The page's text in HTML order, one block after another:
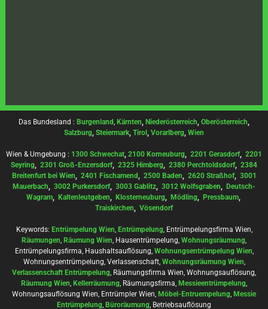
Das Bundesland : Burgenland, Kärnten, Niederösterreich, Oberösterreich,
Salzburg, Steiermark, Tirol , Vorarlberg, Wien
Wien & Umgebung : 1300 Schwechat, 2100 Korneuburg, 2201 Gerasdorf, 2201
Seyring, 2301 Groß-Enzersdorf, 2325 Himberg, 2380 Perchtoldsdorf, 2384
Breitenfurt bei Wien, 2401 Fischamend, 2500 Baden, 2620 Straßhof, 3001
Mauerbach, 3002 Purkersdorf, 3003 Gablitz, 3012 Wolfsgraben, Deutsch-
Wagram, Kaltenleutgeben, Klosterneuburg, Mödling, Pressbaum,
Traiskirchen, Vösendorf
Keywords: Entrümpelung Wien, Entrümpelung, Entrümpelungsfirma Wien,
Räumungen, Räumung Wien, Hausentrümpelung, Wohnungsräumung,
Entrümpelungsfirma, Haushaltsauflösung, Wohnungsentrümpelung Wien,
Wohnungsentrümpelung, Verlassenschaft, Wohnungsräumung Wien,
Verlassenschaft Entrümpelung, Räumungsfirma Wien, Wohnungsauflösung,
Räumung Wien, Kellerräumung, Räumungsfirma, Messieentrümpelung,
Wohnungsauflösung Wien, Entrümpler Wien, Möbel-Entruempelung, Messie
Entrümpelung, Büroräumung, Betriebsauflösung